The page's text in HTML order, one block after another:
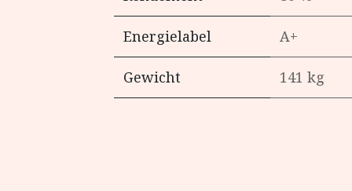
Energielabel A+
Gewicht 141 kg